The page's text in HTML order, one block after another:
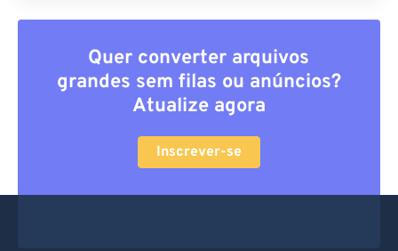
Quer converter arquivos
grandes sem filas ou anúncios?
Atualize agora
Inscrever-se